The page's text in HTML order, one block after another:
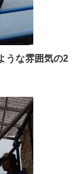
うな雰囲気の2